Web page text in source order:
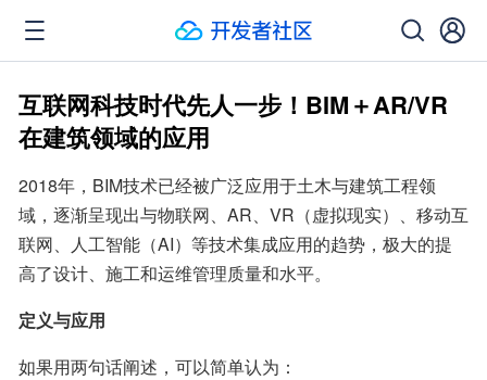
互联网科技时代先人一步！BIM＋AR/VR
在建筑领域的应用
2018年，BIM技术已经被广泛应用于土木与建筑工程领
域，逐渐呈现出与物联网、AR、VR（虚拟现实）、移动互
联网、人工智能（AI）等技术集成应用的趋势，极大的提
高了设计、施工和运维管理质量和水平。
定义与应用
如果用两句话阐述，可以简单认为：